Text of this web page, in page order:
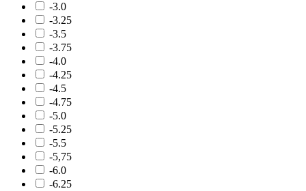
-3.0
-3.25
-3.5
-3.75
-4.0
-4.25
-4.5
-4.75
-5.0
-5.25
-5.5
-5,75
-6.0
-6.25